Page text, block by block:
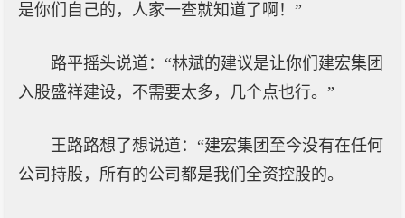
是你们自己的，人家一查就知道了啊！”
路平摇头说道：“林斌的建议是让你们建宏集团
入股盛祥建设，不需要太多，几个点也行。”
王路路想了想说道：“建宏集团至今没有在任何
公司持股，所有的公司都是我们全资控股的。